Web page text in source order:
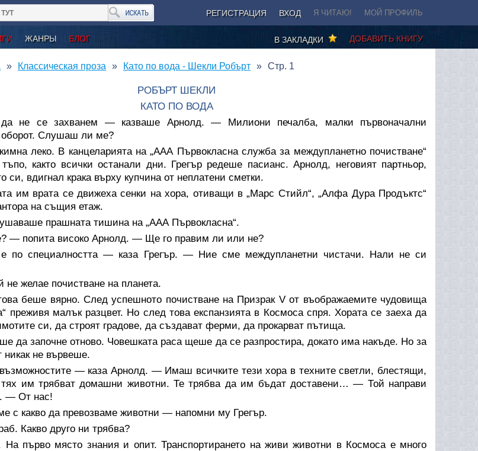
РЕГИСТРАЦИЯ ВХОД Я ЧИТАЮ! МОЙ ПРОФИЛЬ
ЖАНРЫ БЛОГ ДОБАВИТЬ КНИГУ
В ЗАКЛАДКИ
Классическая проза Като по вода - Шекли Робърт Стр. 1
РОБЪРТ ШЕКЛИ
КАТО ПО ВОДА
не се захванем — казваше Арнолд. — Милиони печалба, малки първоначални
оборот. Слушаш ли ме?
леко. В канцеларията на „ААА Първокласна служба за междупланетно почистване“
както всички останали дни. Грегър редеше пасианс. Арнолд, неговият партньор,
си, вдигнал крака върху купчина от неплатени сметки.
им врата се движеха сенки на хора, отиващи в „Марс Стийл“, „Алфа Дура Продъктс“
на същия етаж.
прашната тишина на „ААА Първокласна“.
— попита високо Арнолд. — Ще го правим ли или не?
по специалността — каза Грегър. — Ние сме междупланетни чистачи. Нали не си
не желае почистване на планета.
беше вярно. След успешното почистване на Призрак V от въображаемите чудовища
преживя малък разцвет. Но след това експанзията в Космоса спря. Хората се заеха да
си, да строят градове, да създават ферми, да прокарват пътища.
да започне отново. Човешката раса щеше да се разпростира, докато има накъде. Но за
не вървеше.
— каза Арнолд. — Имаш всичките тези хора в техните светли, блестящи,
тях им трябват домашни животни. Те трябва да им бъдат доставени… — Той направи
— От нас!
с какво да превозваме животни — напомни му Грегър.
Какво друго ни трябва?
първо място знания и опит. Транспортирането на живи животни в Космоса е много